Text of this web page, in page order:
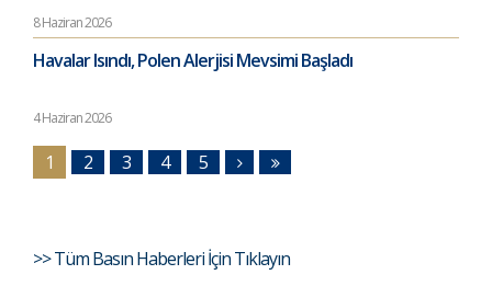
8 Haziran 2026
Havalar Isındı, Polen Alerjisi Mevsimi Başladı
4 Haziran 2026
1 2 3 4 5
>> Tüm Basın Haberleri İçin Tıklayın